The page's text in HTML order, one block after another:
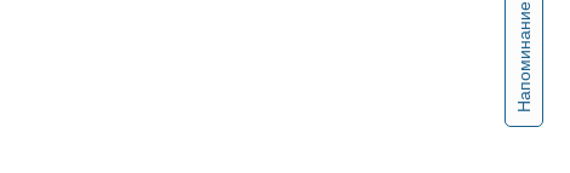
Напоминание